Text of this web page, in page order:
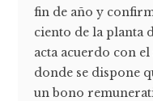
fin de año y
ciento de la planta
acta acuerdo con
donde se dispone
un bono